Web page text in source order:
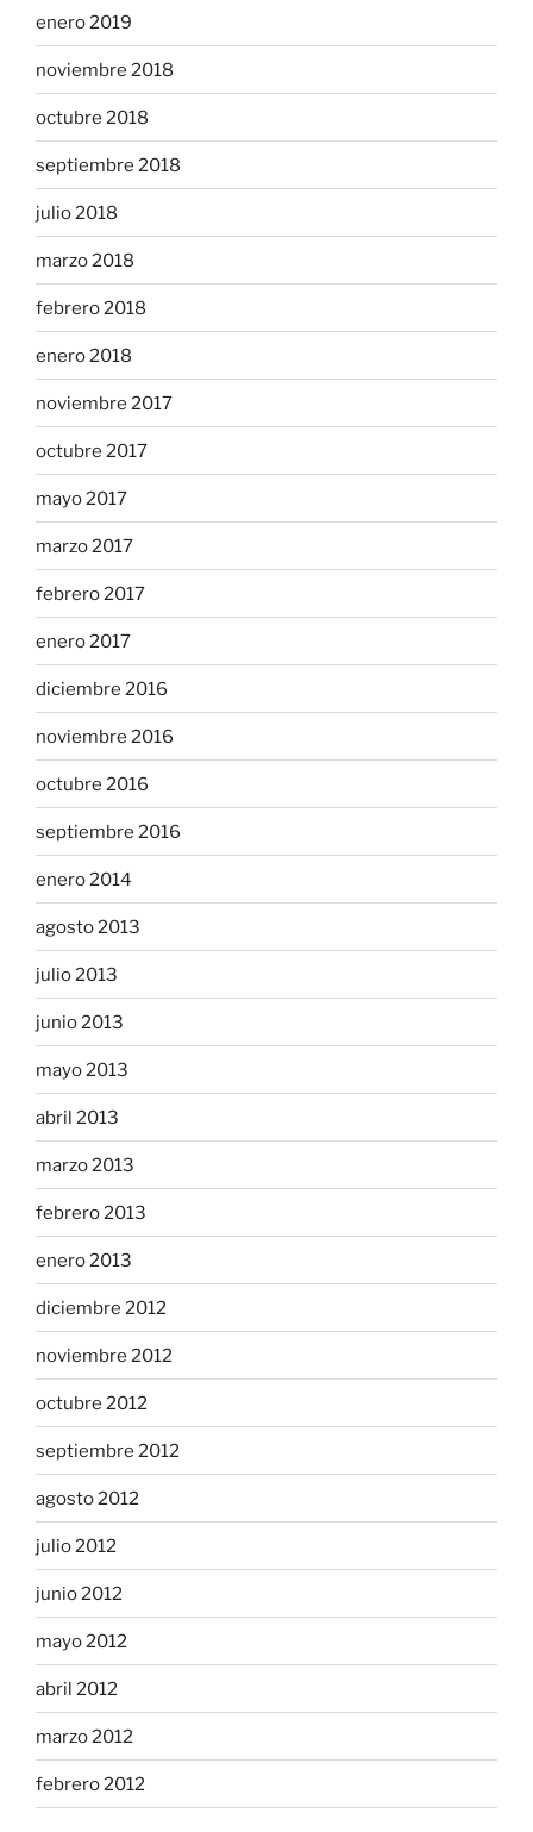
enero 2019
noviembre 2018
octubre 2018
septiembre 2018
julio 2018
marzo 2018
febrero 2018
enero 2018
noviembre 2017
octubre 2017
mayo 2017
marzo 2017
febrero 2017
enero 2017
diciembre 2016
noviembre 2016
octubre 2016
septiembre 2016
enero 2014
agosto 2013
julio 2013
junio 2013
mayo 2013
abril 2013
marzo 2013
febrero 2013
enero 2013
diciembre 2012
noviembre 2012
octubre 2012
septiembre 2012
agosto 2012
julio 2012
junio 2012
mayo 2012
abril 2012
marzo 2012
febrero 2012